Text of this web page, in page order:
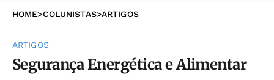
HOME>COLUNISTAS>ARTIGOS
ARTIGOS
Segurança Energética e Alimentar